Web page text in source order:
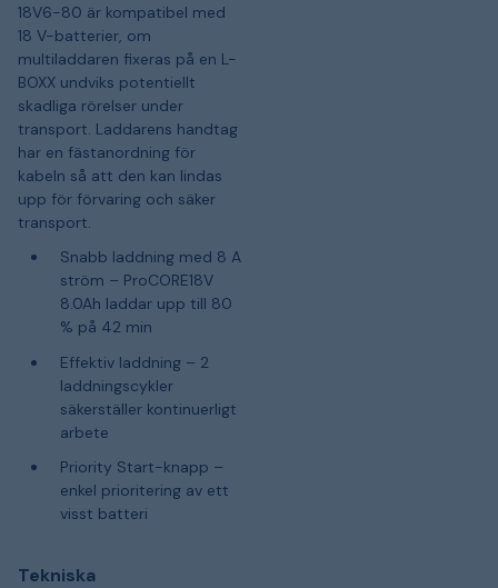
18V6-80 är kompatibel med
18 V-batterier, om
multiladdaren fixeras på en L-
BOXX undviks potentiellt
skadliga rörelser under
transport. Laddarens handtag
har en fästanordning för
kabeln så att den kan lindas
upp för förvaring och säker
transport.
Snabb laddning med 8 A
ström – ProCORE18V
8.0Ah laddar upp till 80
% på 42 min
Effektiv laddning – 2
laddningscykler
säkerställer kontinuerligt
arbete
Priority Start-knapp –
enkel prioritering av ett
visst batteri
Tekniska